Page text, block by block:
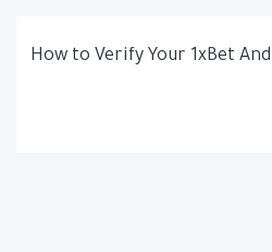
How to Verify Your 1xBet